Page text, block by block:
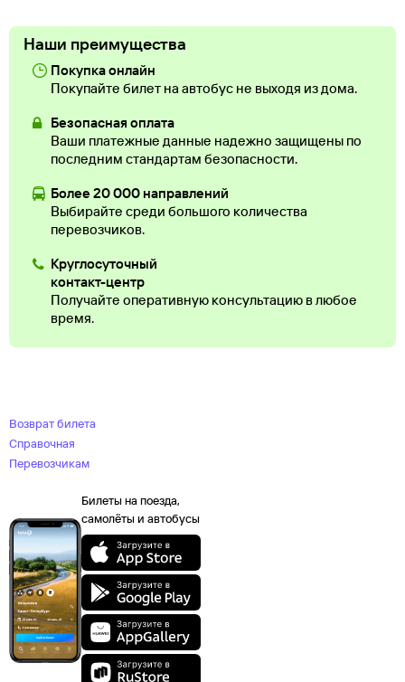
Наши преимущества
Покупка онлайн
Покупайте билет на автобус не выходя из дома.
Безопасная оплата
Ваши платежные данные надежно защищены по
последним стандартам безопасности.
Более 20 000 направлений
Выбирайте среди большого количества
перевозчиков.
Круглосуточный
контакт-центр
Получайте оперативную консультацию в любое
время.
Возврат билета
Справочная
Перевозчикам
Билеты на поезда,
самолёты и автобусы